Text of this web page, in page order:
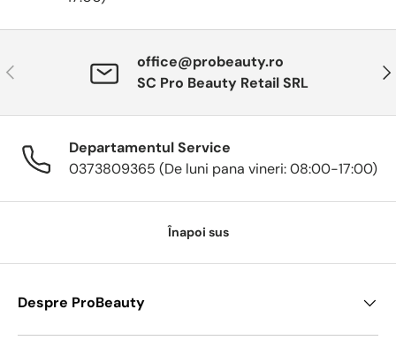
Anterior
office@probeauty.ro
SC Pro Beauty Retail SRL
Departamentul Service
0373809365 (De luni pana vineri: 08:00-17:00)
Înapoi sus
Despre ProBeauty